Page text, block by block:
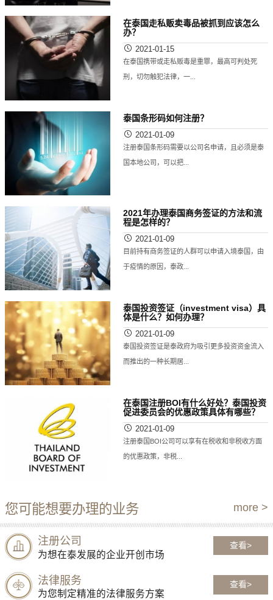
在泰国走私贩卖毒品被抓到应该怎么
办？
2021-01-15
在泰国携带或走私贩毒是重罪，最高可判处死
刑，切勿触犯法律，一...
泰国条形码如何注册？
2021-01-09
注册泰国条形码需要以公司名申请，且必须是泰
国本地公司，可以把...
2021年办理泰国商务签证的方法和流
程是怎样的？
2021-01-09
目前持有商务签证的人群可以申请入境泰国，由
于疫情的原因，泰政...
泰国投资签证（investment visa）具
体是什么？如何办理？
2021-01-09
泰国投资签证是泰政府为吸引更多投资资金流入
而推出的一种长期居...
在泰国注册BOI有什么好处？泰国投资
促进委员会的优惠政策具体有哪些？
2021-01-09
注册泰国BOI公司可以享有在税收和非税收方面
的优惠政策，非税...
您可能想要办理的业务 more >
注册公司
为想在泰发展的企业开创市场
查看>
法律服务
为您制定精准的法律服务方案
查看>